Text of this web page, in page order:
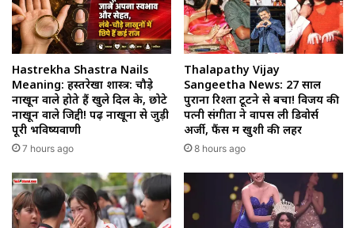
Hastrekha Shastra Nails
Meaning: हस्तरेखा शास्त्र: चौड़े
नाखून वाले होते हैं खुले दिल के, छोटे
नाखून वाले जिद्दी! पढ़ें नाखूनों से जुड़ी
पूरी भविष्यवाणी
7 hours ago
Thalapathy Vijay
Sangeetha News: 27 साल
पुराना रिश्ता टूटने से बचा! विजय की
पत्नी संगीता ने वापस ली डिवोर्स
अर्जी, फैंस में खुशी की लहर
8 hours ago